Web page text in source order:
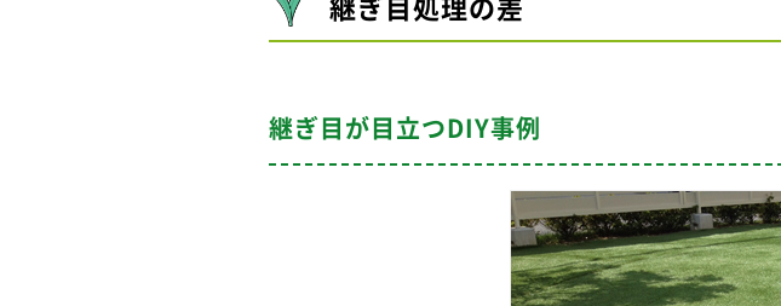
継ぎ目が目立つDIY事例